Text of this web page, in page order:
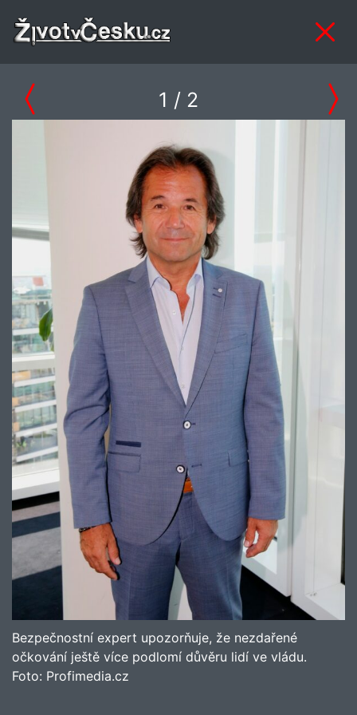
1 / 2
Bezpečnostní expert upozorňuje, že nezdařené
očkování ještě více podlomí důvěru lidí ve vládu.
Foto: Profimedia.cz